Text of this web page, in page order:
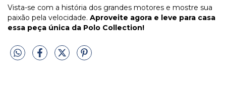
Vista-se com a história dos grandes motores e mostre sua
paixão pela velocidade. Aproveite agora e leve para casa
essa peça única da Polo Collection!